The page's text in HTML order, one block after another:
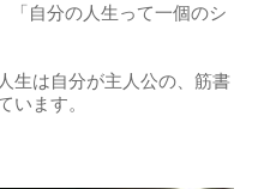
「自分の人生って一個のシ
生は自分が主人公の、筋書
います。